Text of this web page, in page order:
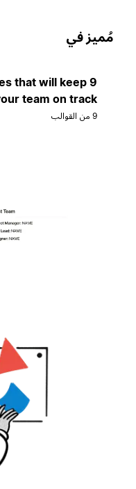
في
that will keep
your team on track